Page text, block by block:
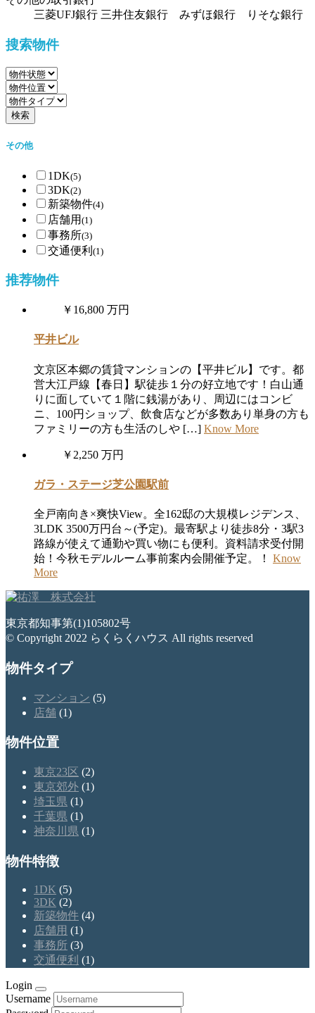
三菱UFJ銀行 三井住友銀行 みずほ銀行 りそな銀行
搜索物件
その他
1DK(5)
3DK(2)
新築物件(4)
店舗用 (1)
事務所(3)
交通便利 (1)
推荐物件
￥16,800 万円
平井ビル
文京区本郷の賃貸マンションの【平井ビル】です。都
営大江戸線【春日】駅徒歩１分の好立地です！白山通
りに面していて１階に銭湯があり、周辺にはコンビ
ニ、100円ショップ、飲食店などが多数あり単身の方も
ファミリーの方も生活のしや […] Know More
￥2,250 万円
ガラ・ステージ芝公園駅前
全戸南向き×爽快View。全162邸の大規模レジデンス、
3LDK 3500万円台～(予定)。最寄駅より徒歩8分・3駅3
路線が使えて通勤や買い物にも便利。資料請求受付開
始！今秋モデルルーム事前案内会開催予定。！ Know
More
東京都知事第(1)105802号
© Copyright 2022 らくらくハウス All rights reserved
物件タイプ
マンション (5)
店舗 (1)
物件位置
東京23区 (2)
東京郊外 (1)
埼玉県 (1)
千葉県 (1)
神奈川県 (1)
物件特徴
1DK (5)
3DK (2)
新築物件 (4)
店舗用 (1)
事務所 (3)
交通便利 (1)
Login
Username